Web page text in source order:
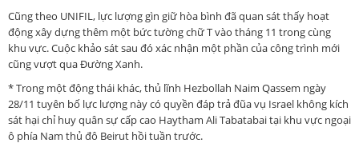
Cũng theo UNIFIL, lực lượng gìn giữ hòa bình đã quan sát thấy hoạt
động xây dựng thêm một bức tường chữ T vào tháng 11 trong cùng
khu vực. Cuộc khảo sát sau đó xác nhận một phần của công trình mới
cũng vượt qua Đường Xanh.
* Trong một động thái khác, thủ lĩnh Hezbollah Naim Qassem ngày
28/11 tuyên bố lực lượng này có quyền đáp trả đũa vụ Israel không kích
sát hại chỉ huy quân sự cấp cao Haytham Ali Tabatabai tại khu vực ngoại
ô phía Nam thủ đô Beirut hồi tuần trước.